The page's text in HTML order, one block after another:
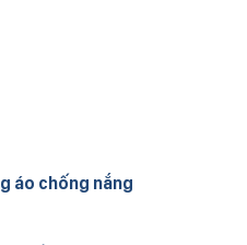
áo chống nắng